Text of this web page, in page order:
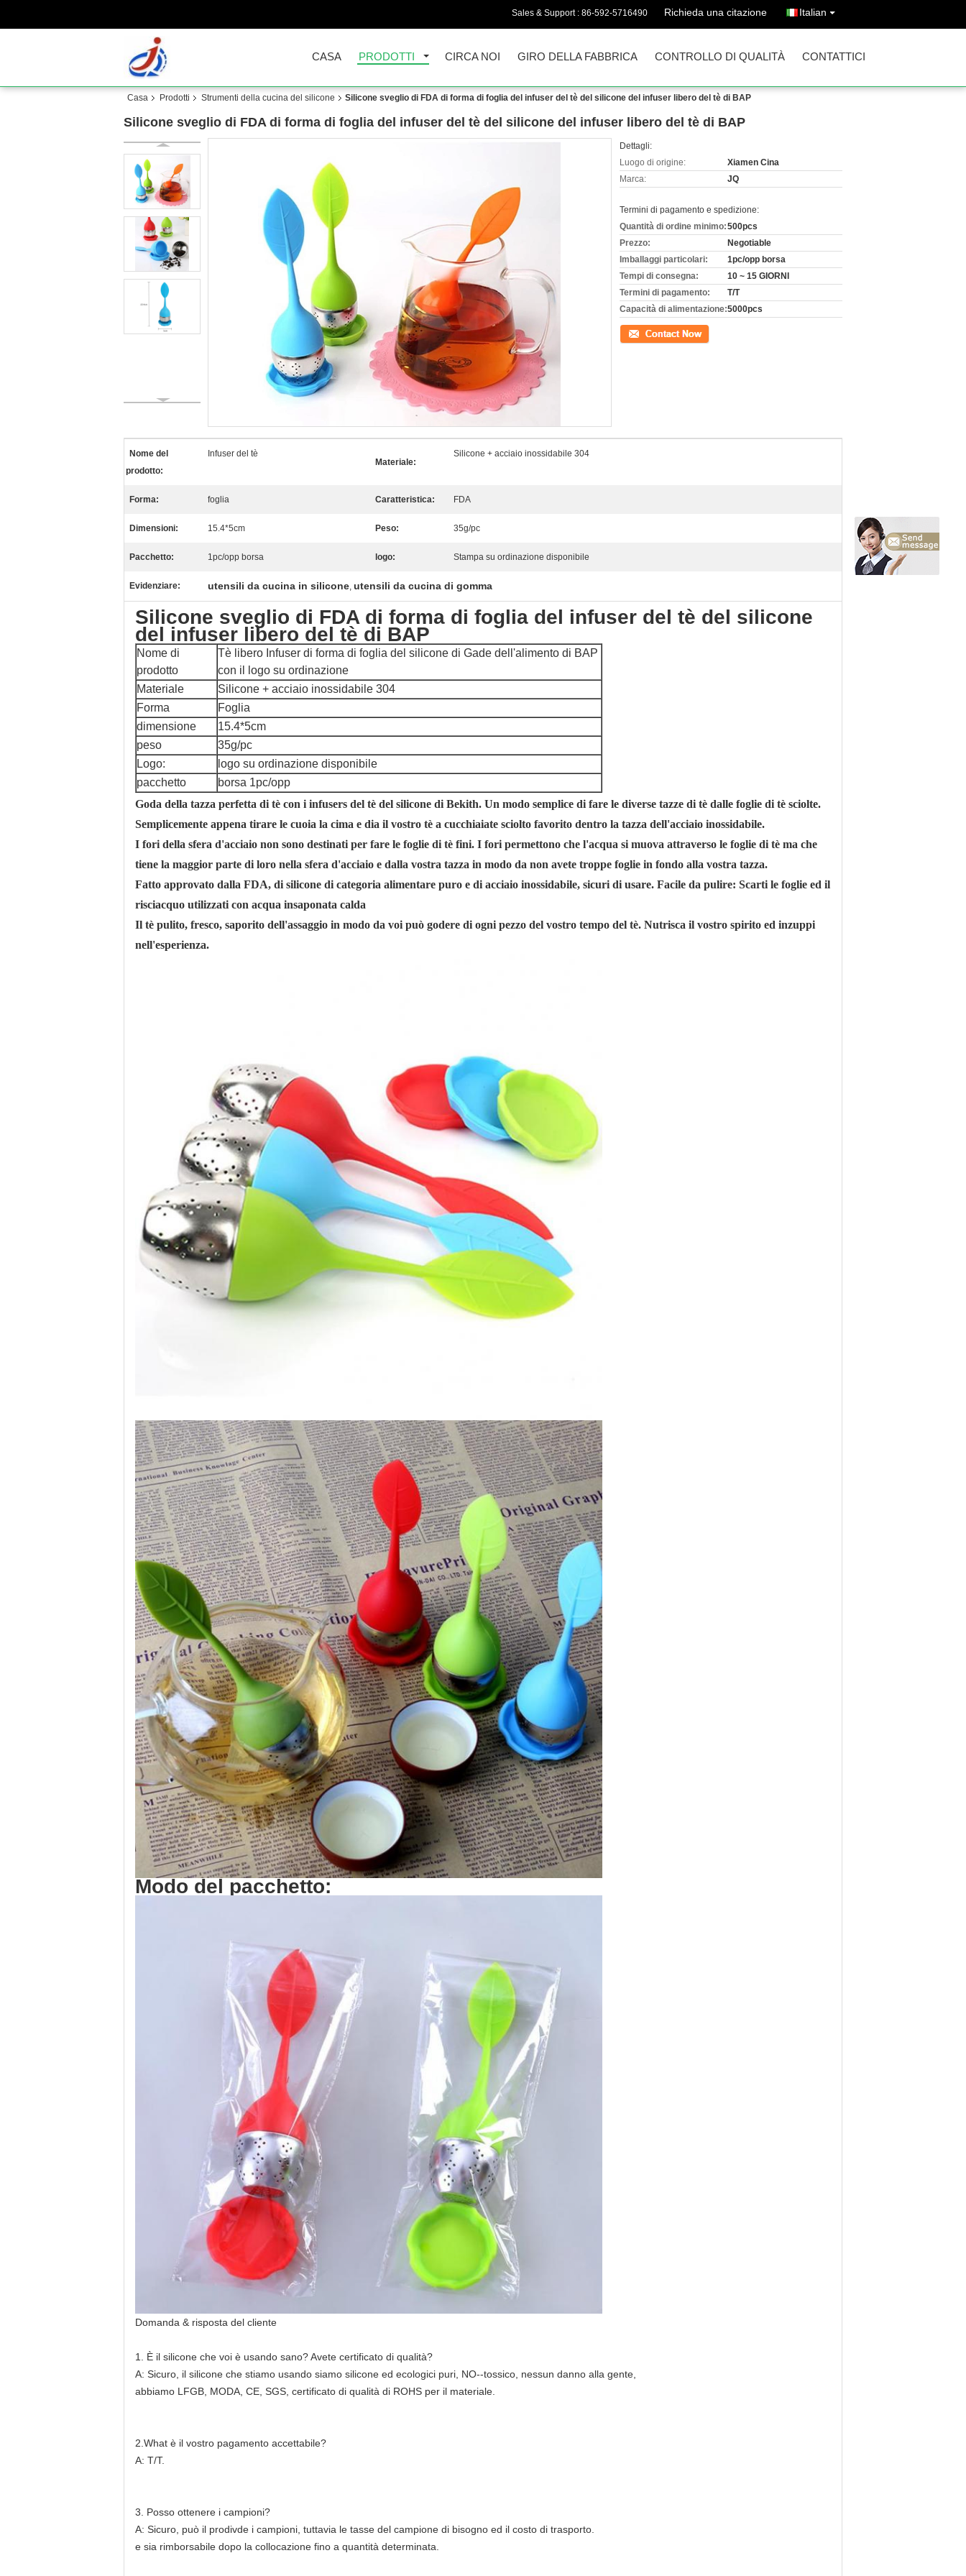
Lasciate un messaggio
Ti richiameremo presto!
Invia
Sales & Support : 86-592-5716490 Richieda una citazione Italian
CASA PRODOTTI CIRCA NOI GIRO DELLA FABBRICA CONTROLLO DI QUALITÀ CONTATTICI
Casa Prodotti Strumenti della cucina del silicone Silicone sveglio di FDA di forma di foglia del infuser del tè del silicone del infuser libero del tè di BAP
Silicone sveglio di FDA di forma di foglia del infuser del tè del silicone del infuser libero del tè di BAP
Dettagli:
Luogo di origine:
Xiamen Cina
Marca:
JQ
Termini di pagamento e spedizione:
Quantità di ordine minimo:500pcs
Prezzo:
Negotiable
Imballaggi particolari:
1pc/opp borsa
Tempi di consegna:
10 ~ 15 GIORNI
Termini di pagamento:
T/T
Capacità di alimentazione:5000pcs
Contatto
Nome del
prodotto:
Infuser del tè
Materiale:
Silicone + acciaio inossidabile 304
Forma: foglia Caratteristica: FDA
Dimensioni: 15.4*5cm Peso: 35g/pc
Pacchetto: 1pc/opp borsa logo: Stampa su ordinazione disponibile
Evidenziare: utensili da cucina in silicone, utensili da cucina di gomma
Silicone sveglio di FDA di forma di foglia del infuser del tè del silicone
del infuser libero del tè di BAP
Nome di
prodotto
Tè libero Infuser di forma di foglia del silicone di Gade dell'alimento di BAP
con il logo su ordinazione
Materiale
Silicone + acciaio inossidabile 304
Forma
Foglia
dimensione
15.4*5cm
peso
35g/pc
Logo:
logo su ordinazione disponibile
pacchetto
borsa 1pc/opp
Goda della tazza perfetta di tè con i infusers del tè del silicone di Bekith. Un modo semplice di fare le diverse tazze di tè dalle foglie di tè sciolte.
Semplicemente appena tirare le cuoia la cima e dia il vostro tè a cucchiaiate sciolto favorito dentro la tazza dell'acciaio inossidabile.
I fori della sfera d'acciaio non sono destinati per fare le foglie di tè fini. I fori permettono che l'acqua si muova attraverso le foglie di tè ma che
tiene la maggior parte di loro nella sfera d'acciaio e dalla vostra tazza in modo da non avete troppe foglie in fondo alla vostra tazza.
Fatto approvato dalla FDA, di silicone di categoria alimentare puro e di acciaio inossidabile, sicuri di usare. Facile da pulire: Scarti le foglie ed il
risciacquo utilizzati con acqua insaponata calda
Il tè pulito, fresco, saporito dell'assaggio in modo da voi può godere di ogni pezzo del vostro tempo del tè. Nutrisca il vostro spirito ed inzuppi
nell'esperienza.
Modo del pacchetto:
Domanda & risposta del cliente
1. È il silicone che voi è usando sano? Avete certificato di qualità?
A: Sicuro, il silicone che stiamo usando siamo silicone ed ecologici puri, NO--tossico, nessun danno alla gente,
abbiamo LFGB, MODA, CE, SGS, certificato di qualità di ROHS per il materiale.
2.What è il vostro pagamento accettabile?
A: T/T.
3. Posso ottenere i campioni?
A: Sicuro, può il prodivde i campioni, tuttavia le tasse del campione di bisogno ed il costo di trasporto.
e sia rimborsabile dopo la collocazione fino a quantità determinata.